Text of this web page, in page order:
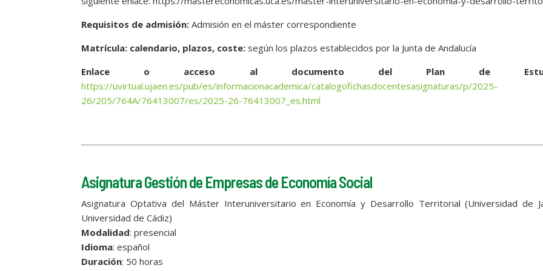
Requisitos de admisión:Admisión en el máster correspondiente
Matrícula: calendario, plazos, coste: según los plazos establecidos por la Junta de Andalucía
Enlace o acceso al documento del Plan de
https://uvirtual.ujaen.es/pub/es/informacionacademica/catalogofichasdocentesasignaturas/p/2025-
26/205/764A/76413007/es/2025-26-76413007_es.html
Asignatura Gestión de Empresas de Economía Social
Asignatura Optativa del Máster Interuniversitario en Economía y Desarrollo Territorial (Universidad de
Universidad de Cádiz)
Modalidad: presencial
Idioma: español
Duración: 50 horas